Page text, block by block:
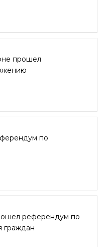
прошел
по
референдум по
граждан